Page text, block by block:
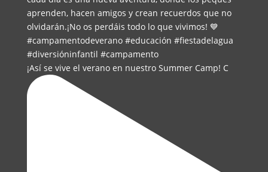
¡Así se vive el verano en nuestro Summer Camp! C